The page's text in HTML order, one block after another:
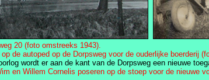
20 (foto omstreeks 1943).
de autoped op de Dorpsweg voor de ouderlijke boerderij
wordt er aan de kant van de Dorpsweg een nieuwe
en Willem Cornelis poseren op de stoep voor de nieuwe